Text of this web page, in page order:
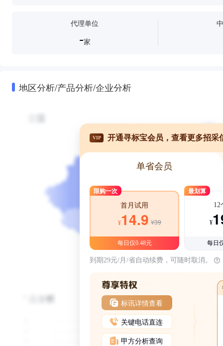
代理单位
-家
地区分析/产品分析/企业分析
VIP 开通寻标宝会员，查看更多招采
单省会员
限购一次
首月试用
¥14.9 ¥39
每日仅0.48元
最划算
12
¥
每日
到期29元/月/省自动续费，可随时取消。
标讯详情查看
关键电话直连
甲方分析查询